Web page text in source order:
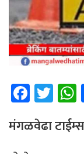
Fa
ce
b
T
wi
tt
मंगळवेढा